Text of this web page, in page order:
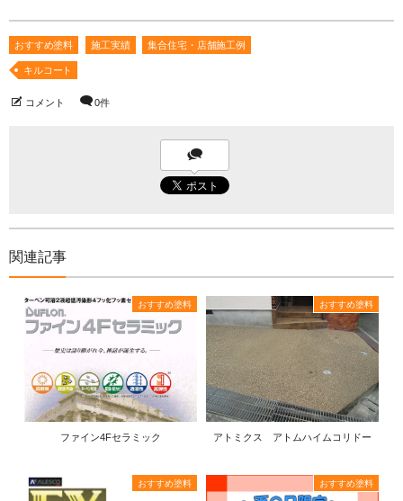
おすすめ塗料 施工実績 集合住宅・店舗施工例
キルコート
コメント 0件
関連記事
おすすめ塗料
ファイン4Fセラミック
おすすめ塗料
アトミクス アトムハイムコリドー
おすすめ塗料 おすすめ塗料